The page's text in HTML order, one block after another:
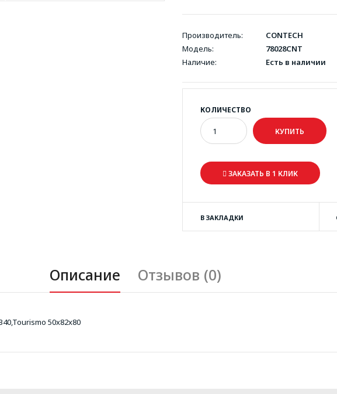
Производитель:
CONTECH
Модель:
78028CNT
Наличие:
Есть в наличии
КОЛИЧЕСТВО
ЗАКАЗАТЬ В 1 КЛИК
В ЗАКЛАДКИ
Описание Отзывов (0)
50x82x80